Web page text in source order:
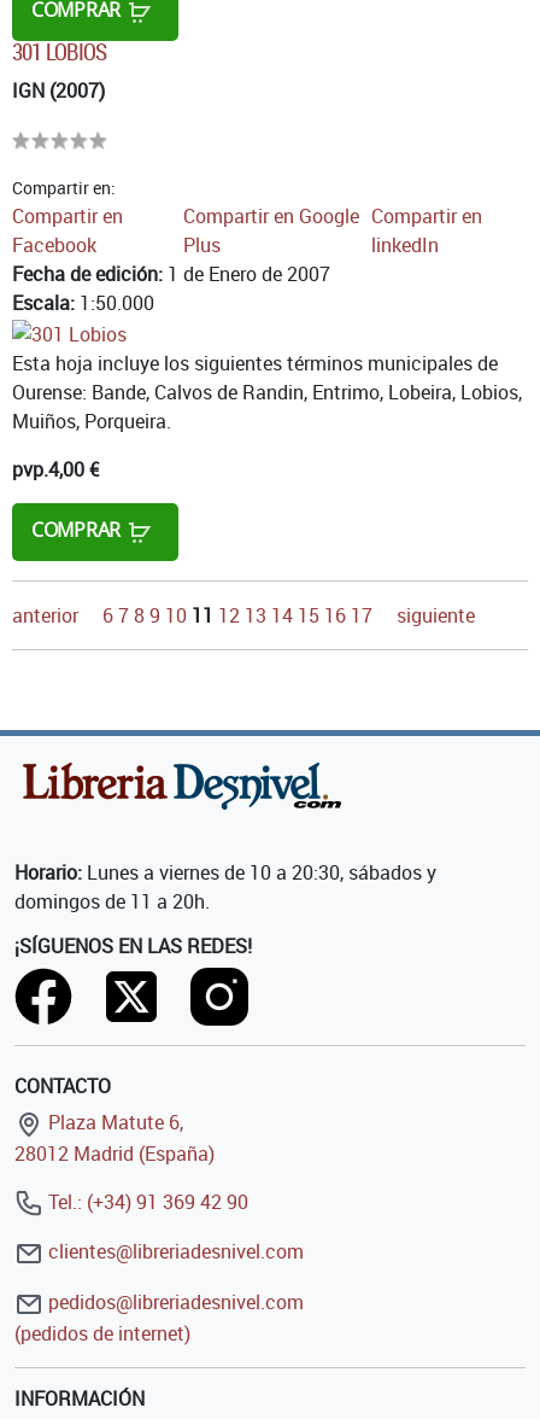
COMPRAR
301 LOBIOS
IGN (2007)
Compartir en:
Compartir en
Facebook
Compartir en Google
Plus
Compartir en
linkedIn
Fecha de edición: 1 de Enero de 2007
Escala: 1:50.000
Esta hoja incluye los siguientes términos municipales de
Ourense: Bande, Calvos de Randin, Entrimo, Lobeira, Lobios,
Muiños, Porqueira.
pvp.4,00 €
COMPRAR
anterior 6789 10 11 12 13 14 15 16 17 siguiente
Horario: Lunes a viernes de 10 a 20:30, sábados y
domingos de 11 a 20h.
¡SÍGUENOS EN LAS REDES!
CONTACTO
Plaza Matute 6,
28012 Madrid (España)
Tel.: (+34) 91 369 42 90
clientes@libreriadesnivel.com
pedidos@libreriadesnivel.com
(pedidos de internet)
INFORMACIÓN